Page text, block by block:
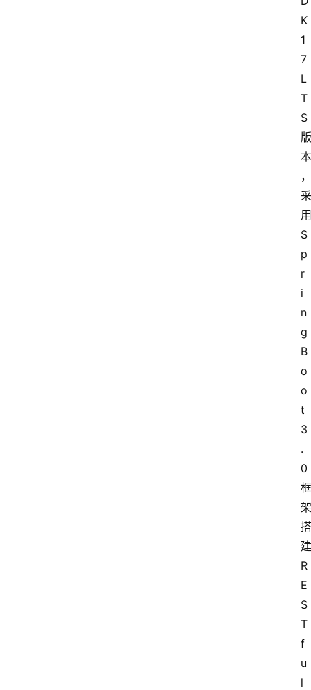
K
1
7
L
T
S
版
本
，
采
用
S
p
r
i
n
g
B
o
o
t
3
.
0
框
架
搭
建
R
E
S
T
f
u
l